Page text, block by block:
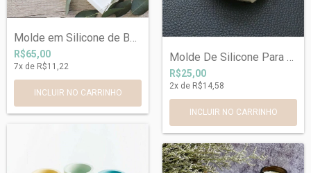
R$65,00
7x de R$11,22
Molde De Silicone Para Vaso Geométrico R...
R$25,00
2x de R$14,58